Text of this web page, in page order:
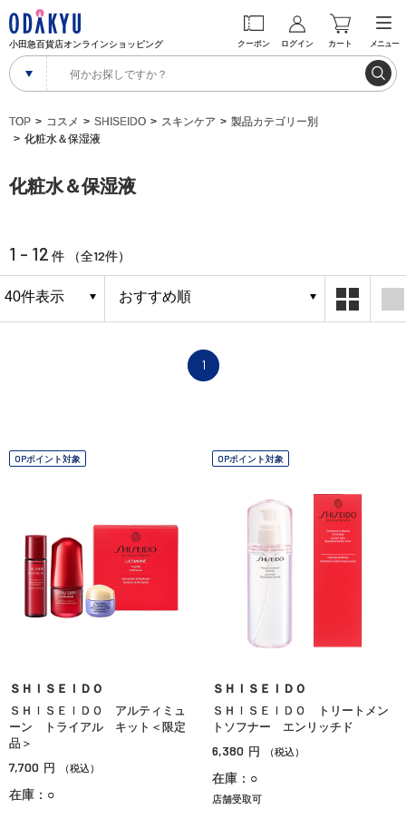
小田急百貨店オンラインショッピング クーポン ログイン カート メニュー
TOP コスメ SHISEIDO スキンケア
製品カテゴリー別
化粧水＆保湿液
化粧水＆保湿液
1 - 12 件 （全12件）
1
OPポイント対象
ＳＨＩＳＥＩＤＯ
ＳＨＩＳＥＩＤＯ アルティミュ
ーン トライアル キット＜限定
品＞
7,700 円 （税込）
在庫：○
OPポイント対象
ＳＨＩＳＥＩＤＯ
ＳＨＩＳＥＩＤＯ トリートメン
トソフナー エンリッチド
6,380 円 （税込）
在庫：○
店舗受取可